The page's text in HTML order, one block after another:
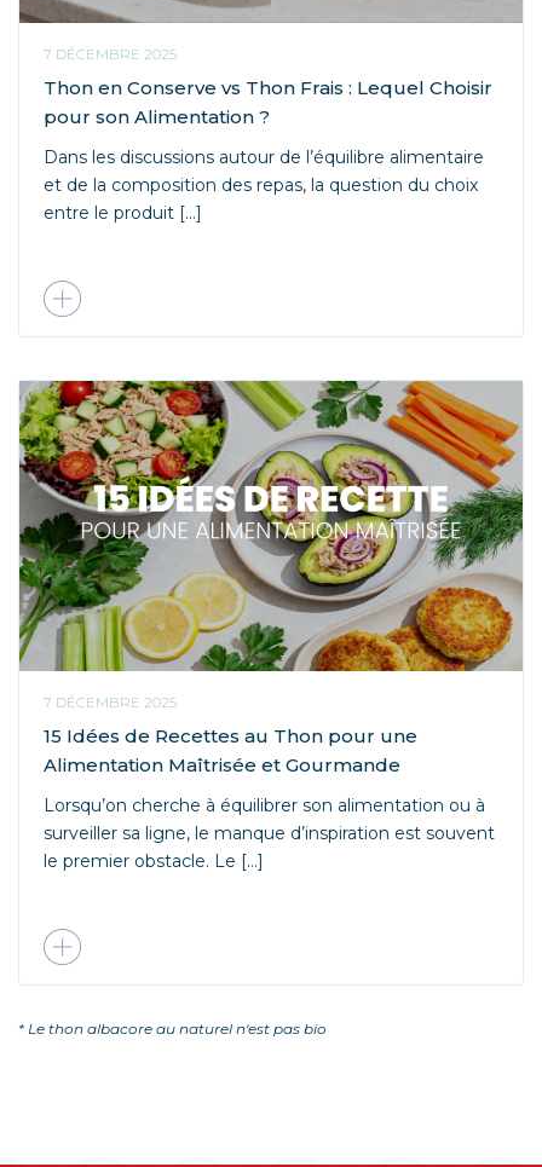
7 DÉCEMBRE 2025
Thon en Conserve vs Thon Frais : Lequel Choisir
pour son Alimentation ?
Dans les discussions autour de l’équilibre alimentaire
et de la composition des repas, la question du choix
entre le produit […]
7 DÉCEMBRE 2025
15 Idées de Recettes au Thon pour une
Alimentation Maîtrisée et Gourmande
Lorsqu’on cherche à équilibrer son alimentation ou à
surveiller sa ligne, le manque d’inspiration est souvent
le premier obstacle. Le […]
* Le thon albacore au naturel n'est pas bio